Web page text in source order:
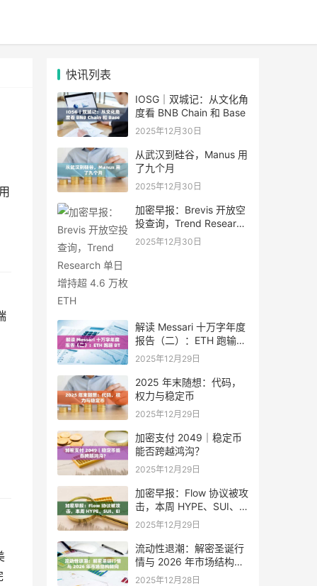
快讯列表
IOSG｜双城记：从文化角
度看 BNB Chain 和 Base
2025年12月30日
从武汉到硅谷，Manus 用
了九个月
2025年12月30日
加密早报：Brevis 开放空
投查询，Trend Research
单日增持超 4.6 万枚 ETH
2025年12月30日
解读 Messari 十万字年度
报告（二）：ETH 跑输
BTC，是边缘化还是定价
2025年12月29日
2025 年末随想：代码，
权力与稳定币
2025年12月29日
加密支付 2049｜稳定币
能否跨越鸿沟？
2025年12月29日
加密早报：Flow 协议被攻
击，本周 HYPE、SUI、
EIGEN 等代币将迎来大额
2025年12月29日
流动性退潮：解密圣诞行
情与 2026 年市场结构转
向
2025年12月28日